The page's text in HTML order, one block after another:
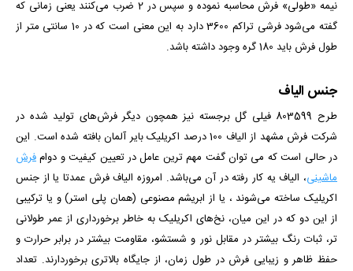
نیمه «طولی» فرش محاسبه نموده و سپس در 2 ضرب می‌کنند
یعنی زمانی که
گفته می‌شود فرشی تراکم 3600 دارد به این معنی است که در 10 سانتی متر از
طول فرش باید 180 گره وجود داشته باشد.
جنس الیاف
طرح 803599 فیلی گل برجسته نیز همچون دیگر فرش‌های تولید شده در
شرکت فرش مشهد از الیاف 100 درصد اکریلیک بایر آلمان بافته شده است. این
در حالی است که می توان گفت مهم ترین عامل در تعیین کیفیت و دوامفرش
ماشینی، الیاف یه کار رفته در آن می‌باشد. امروزه الیاف فرش عمدتا یا از جنس
اکریلیک ساخته می‌شوند ، یا از ابریشم مصنوعی (همان پلی استر) و یا ترکیبی
از این دو که در این میان، نخ‌های اکریلیک به خاطر برخورداری از عمر طولانی
تر، ثبات رنگ بیشتر در مقابل نور و شستشو، مقاومت بیشتر در برابر حرارت و
حفظ ظاهر و زیبایی فرش در طول زمان، از جایگاه بالاتری برخوردارند. تعداد